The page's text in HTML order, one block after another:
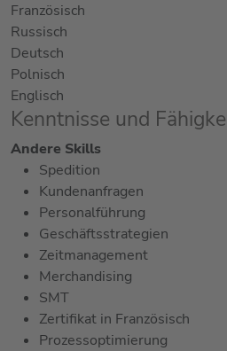
Französisch
Russisch
Deutsch
Polnisch
Englisch
Kenntnisse und
Andere Skills
Spedition
Kundenanfragen
Personalführung
Geschäftsstrategien
Zeitmanagement
Merchandising
SMT
Zertifikat in Französisch
Prozessoptimierung